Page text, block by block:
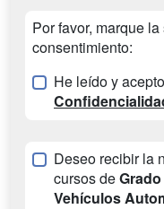
Por favor, marque
consentimiento:
He leído y
Deseo recibir la
cursos de
Vehículos